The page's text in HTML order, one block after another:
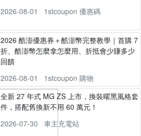
2026-08-01
1stcoupon 優惠碼
2026 酷澎優惠券＋酷澎幣完整教學｜首購 7
折、酷澎幣怎麼拿怎麼用、折抵會少賺多少
回饋
2026-08-01
1stcoupon 購物
全新 27 年式 MG ZS 上市，換裝曜黑風格套
件，搭配舊換新不用 60 萬元！
2026-07-30
車主充電站